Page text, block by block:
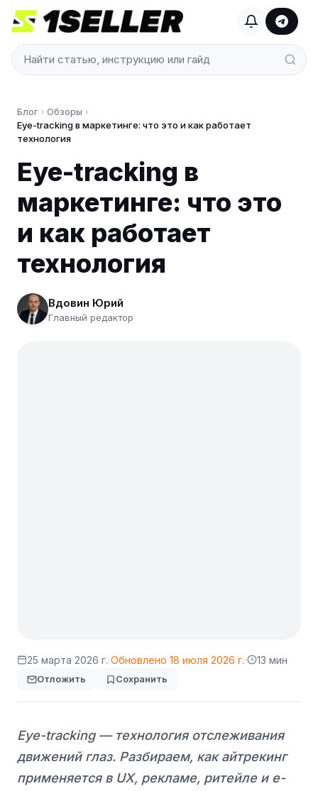
Блог
Обзоры
Eye-tracking в маркетинге: что это и как работает
технология
Eye-tracking в
маркетинге: что это
и как работает
технология
Вдовин Юрий
Главный редактор
25 марта 2026 г.·Обновлено 18 июля 2026 г.· 13 мин
Отложить Сохранить
Eye-tracking — технология отслеживания
движений глаз. Разбираем, как айтрекинг
применяется в UX, рекламе, ритейле и e-